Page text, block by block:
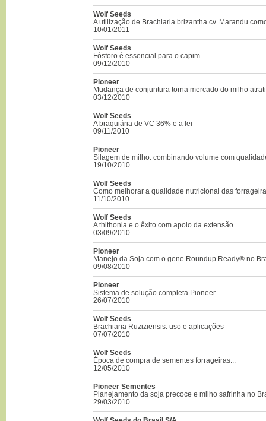
Wolf Seeds
A utilização de Brachiaria brizantha cv. Marandu
10/01/2011
Wolf Seeds
Fósforo é essencial para o capim
09/12/2010
Pioneer
Mudança de conjuntura torna mercado do milho
03/12/2010
Wolf Seeds
A braquiária de VC 36% e a lei
09/11/2010
Pioneer
Silagem de milho: combinando volume com
19/10/2010
Wolf Seeds
Como melhorar a qualidade nutricional das
11/10/2010
Wolf Seeds
A thithonia e o êxito com apoio da extensão
03/09/2010
Pioneer
Manejo da Soja com o gene Roundup Ready® no
09/08/2010
Pioneer
Sistema de solução completa Pioneer
26/07/2010
Wolf Seeds
Brachiaria Ruziziensis: uso e aplicações
07/07/2010
Wolf Seeds
Época de compra de sementes forrageiras...
12/05/2010
Pioneer Sementes
Planejamento da soja precoce e milho safrinha no
29/03/2010